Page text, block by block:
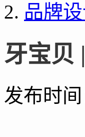
品牌
牙宝贝
发布时间